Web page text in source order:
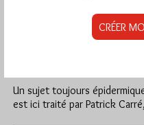
Les femmes et
Maçonnerie
Un sujet toujours
est ici traité par Patrick
CRÉER